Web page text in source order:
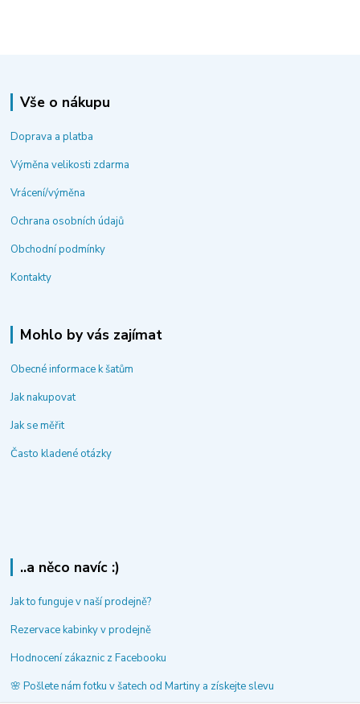
Vše o nákupu
Doprava a platba
Výměna velikosti zdarma
Vrácení/výměna
Ochrana osobních údajů
Obchodní podmínky
Kontakty
Mohlo by vás zajímat
Obecné informace k šatům
Jak nakupovat
Jak se měřit
Často kladené otázky
..a něco navíc :)
Jak to funguje v naší prodejně?
Rezervace kabinky v prodejně
Hodnocení zákaznic z Facebooku
🌸 Pošlete nám fotku v šatech od Martiny a získejte slevu